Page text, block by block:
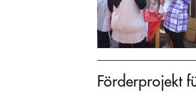
Förderprojekt